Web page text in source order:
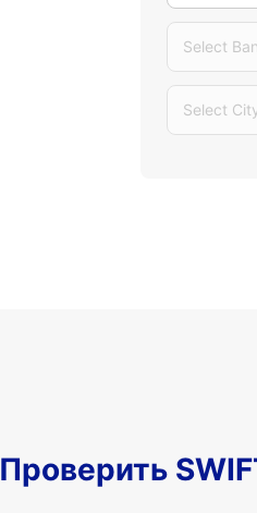
Select
Select
Проверить